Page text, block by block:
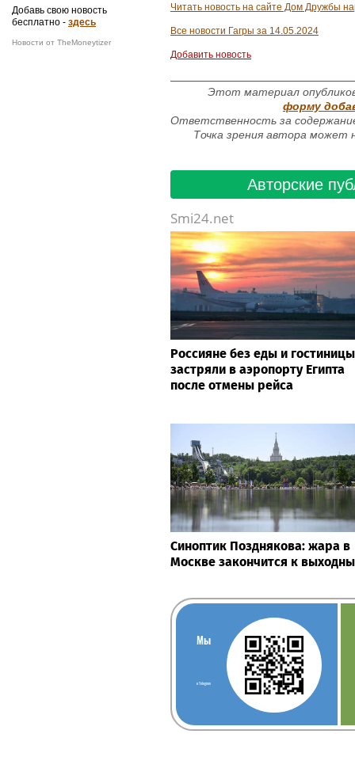
Добавь свою новость
бесплатно - здесь
Новости от TheMoneytizer
Читать новость на сайте Дом Дружбы
Все новости Гагры за 14.05.2024
Добавить новость
Этот материал
форму
Ответственность за
Точка зрения автора может
Авторские
Smi24.net
Россияне без еды и гостиницы
застряли в аэропорту Египта
после отмены рейса
Синоптик Позднякова: жара в
Москве закончится к
Мы
в Telegram